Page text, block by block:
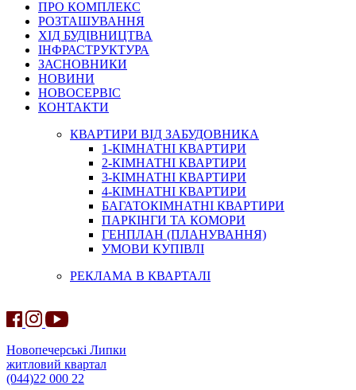
ПРО КОМПЛЕКС
РОЗТАШУВАННЯ
ХІД БУДІВНИЦТВА
ІНФРАСТРУКТУРА
ЗАСНОВНИКИ
НОВИНИ
НОВОСЕРВІС
КОНТАКТИ
КВАРТИРИ ВІД ЗАБУДОВНИКА
1-КІМНАТНІ КВАРТИРИ
2-КІМНАТНІ КВАРТИРИ
3-КІМНАТНІ КВАРТИРИ
4-КІМНАТНІ КВАРТИРИ
БАГАТОКІМНАТНІ КВАРТИРИ
ПАРКІНГИ ТА КОМОРИ
ГЕНПЛАН (ПЛАНУВАННЯ)
УМОВИ КУПІВЛІ
РЕКЛАМА В КВАРТАЛІ
Новопечерські Липки
житловий квартал
(044)22 000 22